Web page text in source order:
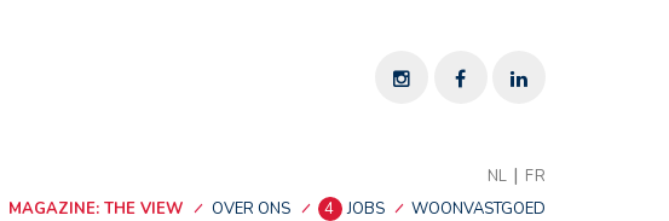
NL | FR
MAGAZINE: THE VIEW
OVER ONS 4 JOBS WOONVASTGOED